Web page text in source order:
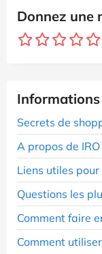
Donnez une
Informations
Secrets de
A propos de IRO
Liens utiles pour
Questions les
Comment faire
Comment